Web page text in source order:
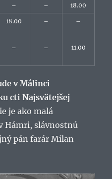
– – 18.00
18.00 – –
– – 11.00
v Málinci
cti Najsvätejšej
je ako malá
Hámri, slávnostnú
pán farár Milan